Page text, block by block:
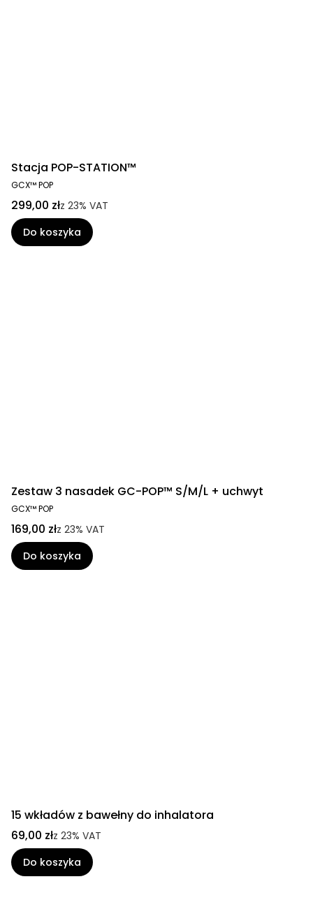
Stacja POP-STATION™
GCX™ POP
299,00 złz 23% VAT
Do koszyka
Zestaw 3 nasadek GC-POP™ S/M/L + uchwyt
GCX™ POP
169,00 złz 23% VAT
Do koszyka
15 wkładów z bawełny do inhalatora
69,00 złz 23% VAT
Do koszyka